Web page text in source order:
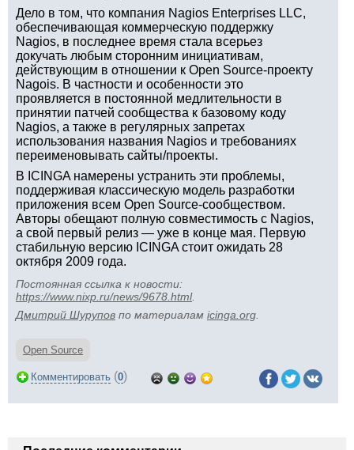
Дело в том, что компания Nagios Enterprises LLC,
обеспечивающая коммерческую поддержку
Nagios, в последнее время стала всерьез
докучать любым сторонним инициативам,
действующим в отношении к Open Source-проекту
Nagois. В частности и особенности это
проявляется в постоянной медлительности в
принятии патчей сообщества к базовому коду
Nagios, а также в регулярных запретах
использования названия Nagios и требованиях
переименовывать сайты/проекты.
В ICINGA намерены устранить эти проблемы,
поддерживая классическую модель разработки
приложения всем Open Source-сообществом.
Авторы обещают полную совместимость с Nagios,
а свой первый релиз — уже в конце мая. Первую
стабильную версию ICINGA стоит ожидать 28
октября 2009 года.
Постоянная ссылка к новости:
https://www.nixp.ru/news/9678.html.
Дмитрий Шурупов по материалам icinga.org
Open Source
Комментировать (0)